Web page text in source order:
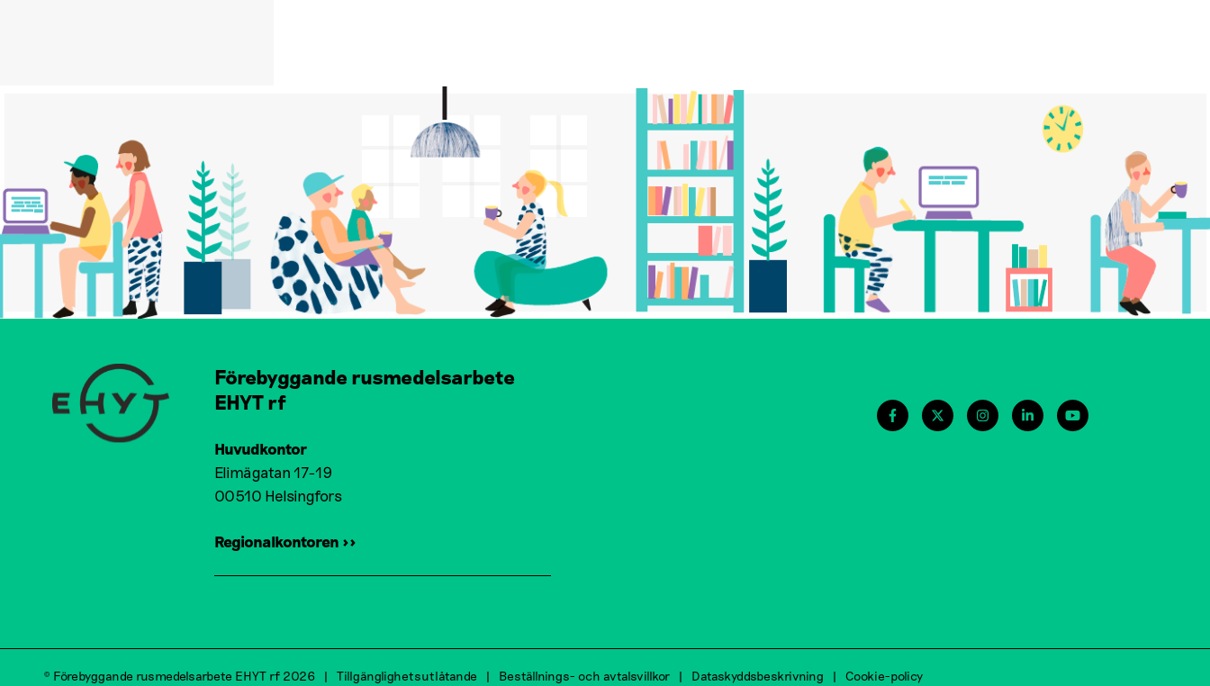
Förebyggande rusmedelsarbete
EHYT rf
Huvudkontor
Elimägatan 17-19
00510 Helsingfors
Regionalkontoren >>
© Förebyggande rusmedelsarbete EHYT rf 2026 Tillgänglighetsutlåtande Beställnings- och avtalsvillkor Dataskyddsbeskrivning Cookie-policy